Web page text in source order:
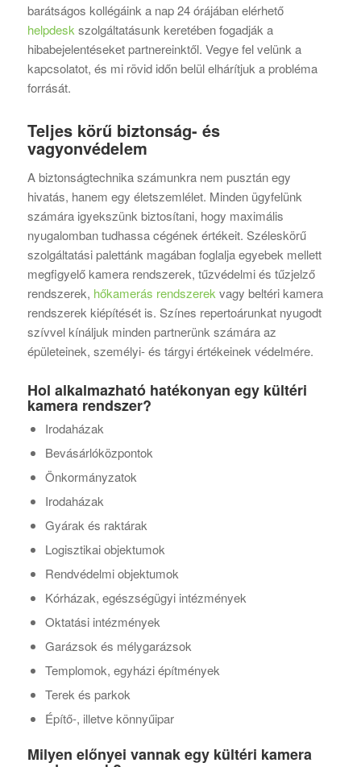
barátságos kollégáink a nap 24 órájában elérhető
helpdesk szolgáltatásunk keretében fogadják a
hibabejelentéseket partnereinktől. Vegye fel velünk a
kapcsolatot, és mi rövid időn belül elhárítjuk a probléma
forrását.
Teljes körű biztonság- és
vagyonvédelem
A biztonságtechnika számunkra nem pusztán egy
hivatás, hanem egy életszemlélet. Minden ügyfelünk
számára igyekszünk biztosítani, hogy maximális
nyugalomban tudhassa cégének értékeit. Széleskörű
szolgáltatási palettánk magában foglalja egyebek mellett
megfigyelő kamera rendszerek, tűzvédelmi és tűzjelző
rendszerek, hőkamerás rendszerek vagy beltéri kamera
rendszerek kiépítését is. Színes repertoárunkat nyugodt
szívvel kínáljuk minden partnerünk számára az
épületeinek, személyi- és tárgyi értékeinek védelmére.
Hol alkalmazható hatékonyan egy kültéri
kamera rendszer?
Irodaházak
Bevásárlóközpontok
Önkormányzatok
Irodaházak
Gyárak és raktárak
Logisztikai objektumok
Rendvédelmi objektumok
Kórházak, egészségügyi intézmények
Oktatási intézmények
Garázsok és mélygarázsok
Templomok, egyházi építmények
Terek és parkok
Építő-, illetve könnyűipar
Milyen előnyei vannak egy kültéri kamera